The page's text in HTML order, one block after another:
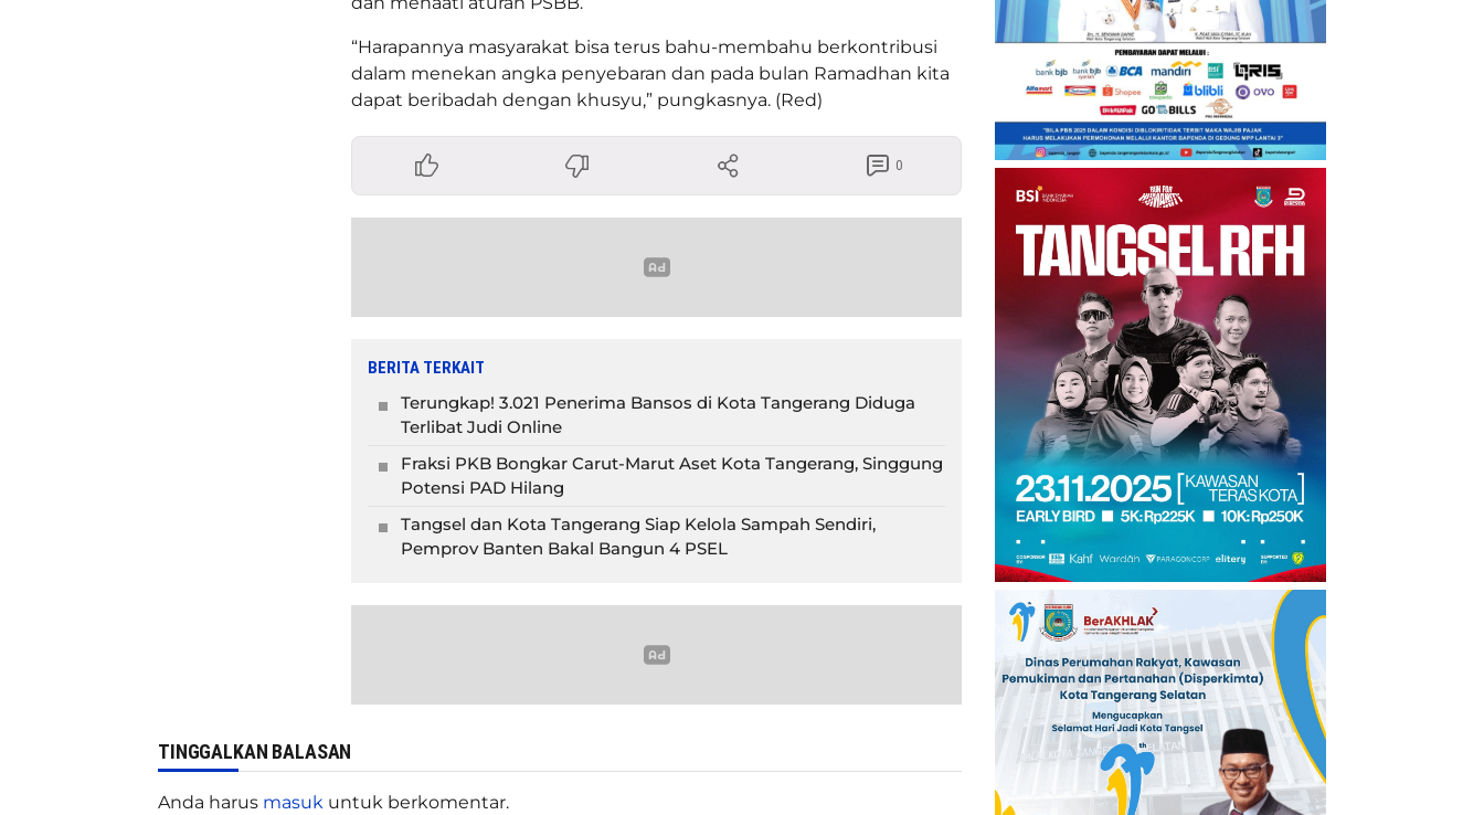
“Harapannya masyarakat bisa terus bahu-membahu berkontribusi
dalam menekan angka penyebaran dan pada bulan Ramadhan kita
dapat beribadah dengan khusyu,” pungkasnya. (Red)
0
BERITA TERKAIT
Terungkap! 3.021 Penerima Bansos di Kota Tangerang Diduga
Terlibat Judi Online
Fraksi PKB Bongkar Carut-Marut Aset Kota Tangerang, Singgung
Potensi PAD Hilang
Tangsel dan Kota Tangerang Siap Kelola Sampah Sendiri,
Pemprov Banten Bakal Bangun 4 PSEL
TINGGALKAN BALASAN
Anda harus masuk untuk berkomentar.